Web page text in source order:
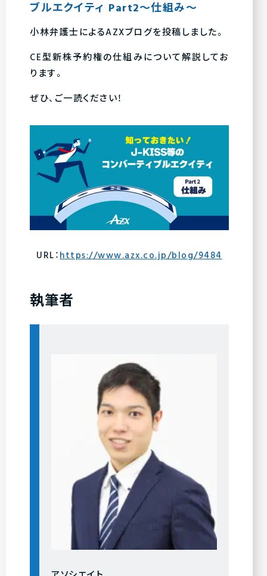
ブルエクイティ Part2～仕組み～
小林弁護士によるAZXブログを投稿しました。
CE型新株予約権の仕組みについて解説してお
ります。
ぜひ、ご一読ください！
URL：https://www.azx.co.jp/blog/9484
執筆者